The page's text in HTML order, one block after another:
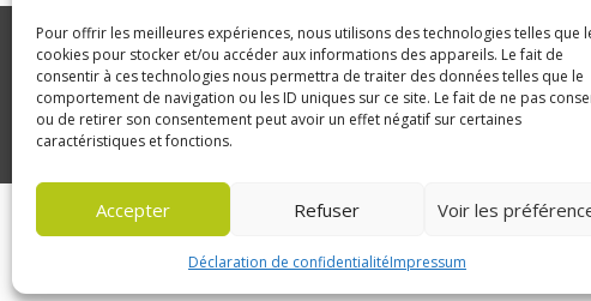
Pour offrir les meilleures expériences, nous utilisons des technologies telles que
cookies pour stocker et/ou accéder aux informations des appareils. Le fait de
consentir à ces technologies nous permettra de traiter des données telles que le
comportement de navigation ou les ID uniques sur ce site. Le fait de ne pas
ou de retirer son consentement peut avoir un effet négatif sur certaines
caractéristiques et fonctions.
Accepter Refuser Voir les
Déclaration de confidentialitéImpressum
© Copyright 2023 GLDC
GLDC
Manutention